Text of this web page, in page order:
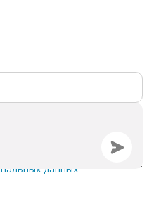
данных